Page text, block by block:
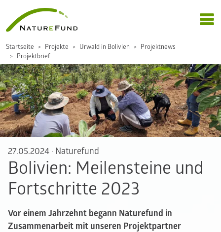
Startseite Projekte Urwald in Bolivien
Projektnews
Projektbrief
27.05.2024 · Naturefund
Bolivien: Meilensteine und
Fortschritte 2023
Vor einem Jahrzehnt begann Naturefund in
Zusammenarbeit mit unseren Projektpartner